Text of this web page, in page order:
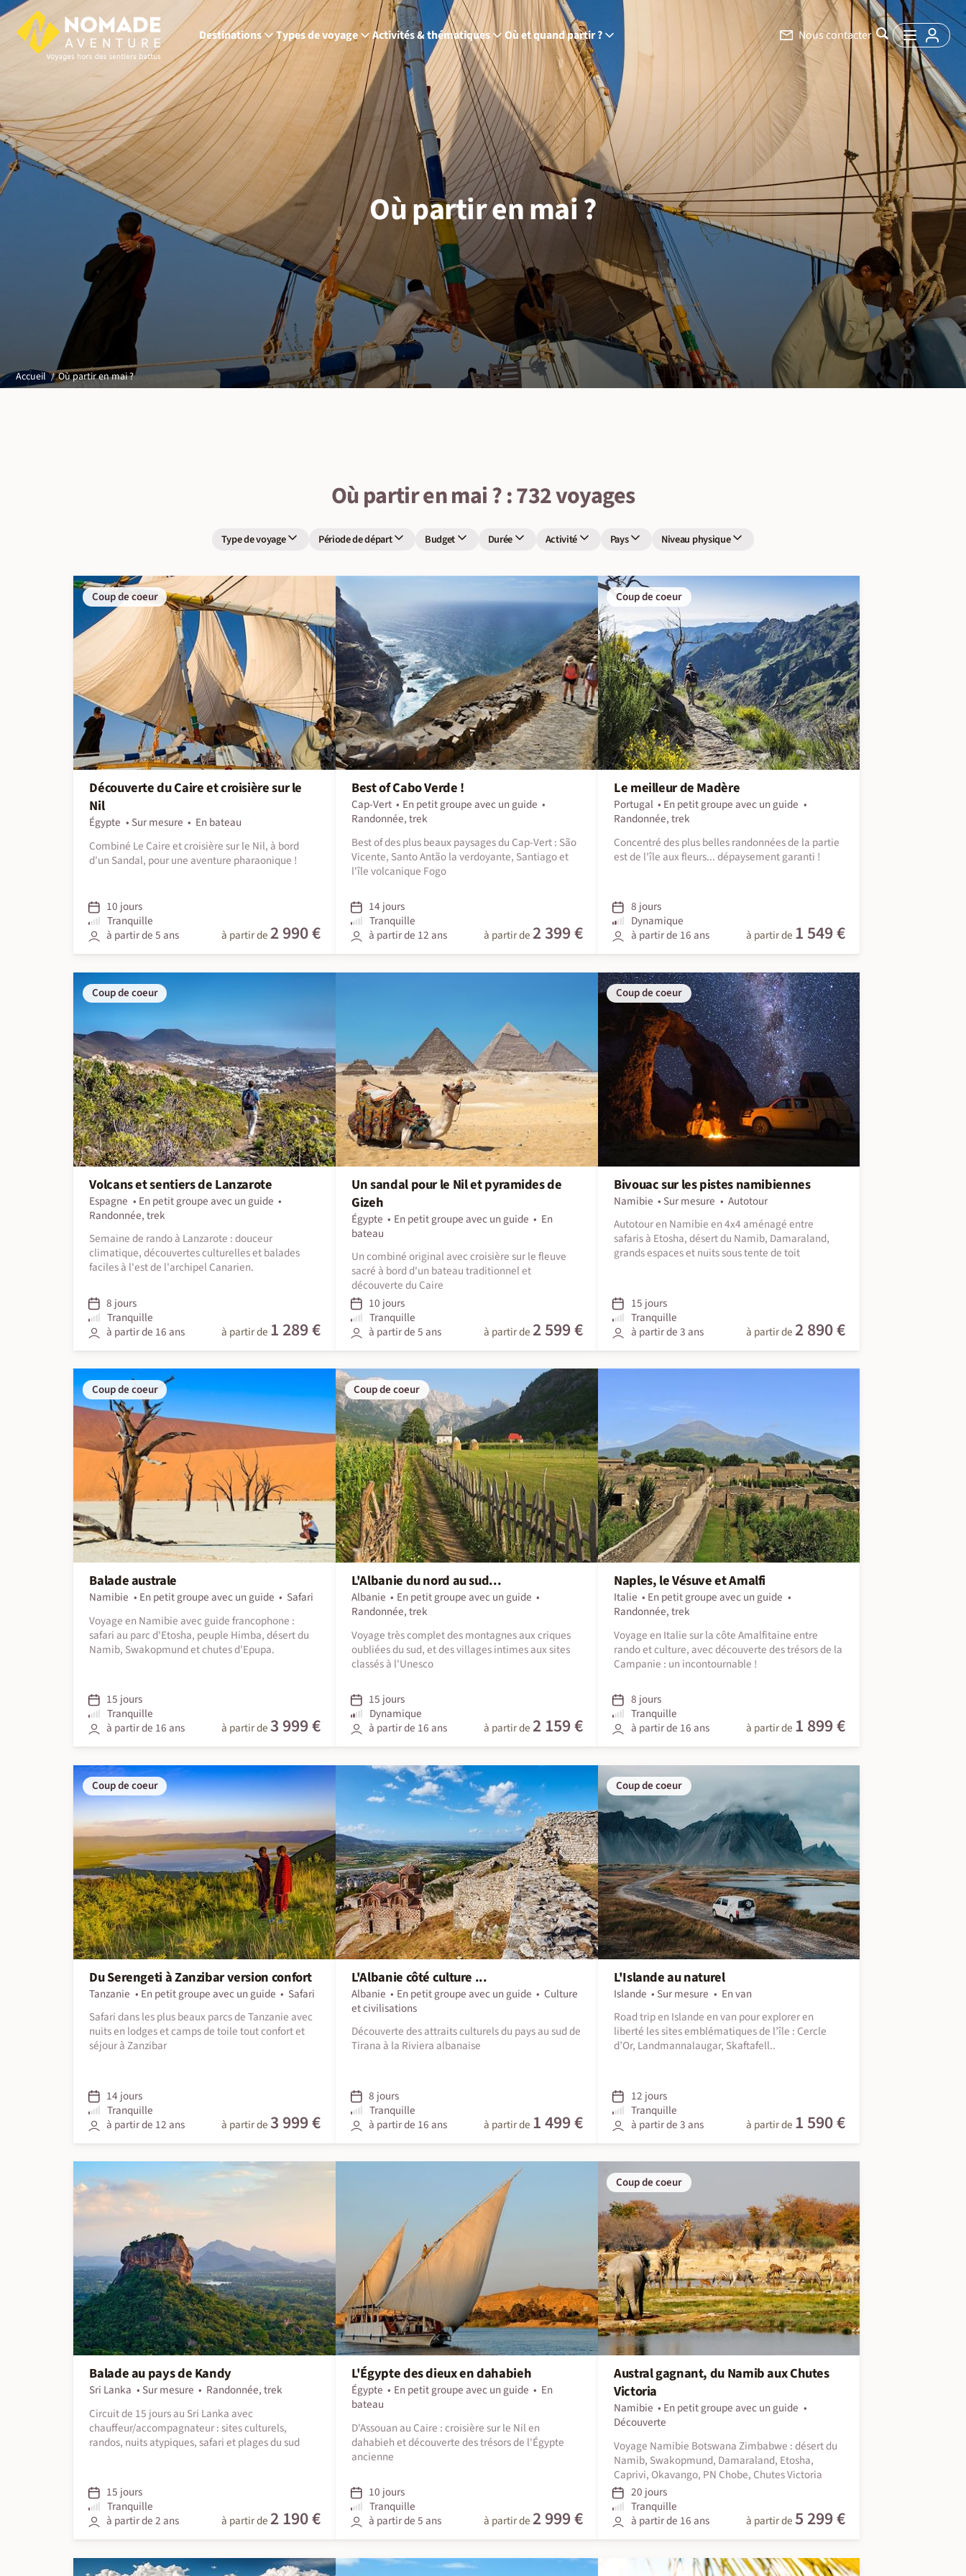
Destinations Types de voyage Activités & thématiques Où et quand partir ? Nous contacter
Où partir en mai ?
Accueil Où partir en mai ?
Où partir en mai ? : 732 voyages
Type de voyage Période de départ Budget Durée Activité Pays Niveau physique
Coup de coeur
Découverte du Caire et croisière sur le
Nil
Égypte Sur mesure
En bateau
Combiné Le Caire et croisière sur le Nil, à bord
d'un Sandal, pour une aventure pharaonique !
10 jours
Tranquille
à partir de 5 ans
à partir de 2 990 €
Best of Cabo Verde !
Cap-Vert
En petit groupe avec un guide
Randonnée, trek
Best of des plus beaux paysages du Cap-Vert : São
Vicente, Santo Antão la verdoyante, Santiago et
l'île volcanique Fogo
14 jours
Tranquille
à partir de 12 ans
à partir de 2 399 €
Coup de coeur
Le meilleur de Madère
Portugal
En petit groupe avec un guide
Randonnée, trek
Concentré des plus belles randonnées de la partie
est de l'île aux fleurs... dépaysement garanti !
8 jours
Dynamique
à partir de 16 ans
à partir de 1 549 €
Coup de coeur
Volcans et sentiers de Lanzarote
Espagne
En petit groupe avec un guide
Randonnée, trek
Semaine de rando à Lanzarote : douceur
climatique, découvertes culturelles et balades
faciles à l'est de l'archipel Canarien.
8 jours
Tranquille
à partir de 16 ans
à partir de 1 289 €
Un sandal pour le Nil et pyramides de
Gizeh
Égypte En petit groupe avec un guide
En
bateau
Un combiné original avec croisière sur le fleuve
sacré à bord d'un bateau traditionnel et
découverte du Caire
10 jours
Tranquille
à partir de 5 ans
à partir de 2 599 €
Coup de coeur
Bivouac sur les pistes namibiennes
Namibie Sur mesure
Autotour
Autotour en Namibie en 4x4 aménagé entre
safaris à Etosha, désert du Namib, Damaraland,
grands espaces et nuits sous tente de toit
15 jours
Tranquille
à partir de 3 ans
à partir de 2 890 €
Coup de coeur
Balade australe
Namibie En petit groupe avec un guide
Safari
Voyage en Namibie avec guide francophone :
safari au parc d'Etosha, peuple Himba, désert du
Namib, Swakopmund et chutes d'Epupa.
15 jours
Tranquille
à partir de 16 ans
à partir de 3 999 €
Coup de coeur
L'Albanie du nord au sud...
Albanie
En petit groupe avec un guide
Randonnée, trek
Voyage très complet des montagnes aux criques
oubliées du sud, et des villages intimes aux sites
classés à l'Unesco
15 jours
Dynamique
à partir de 16 ans
à partir de 2 159 €
Naples, le Vésuve et Amalfi
Italie
En petit groupe avec un guide
Randonnée, trek
Voyage en Italie sur la côte Amalfitaine entre
rando et culture, avec découverte des trésors de la
Campanie : un incontournable !
8 jours
Tranquille
à partir de 16 ans
à partir de 1 899 €
Coup de coeur
Du Serengeti à Zanzibar version confort
Tanzanie En petit groupe avec un guide
Safari
Safari dans les plus beaux parcs de Tanzanie avec
nuits en lodges et camps de toile tout confort et
séjour à Zanzibar
14 jours
Tranquille
à partir de 12 ans
à partir de 3 999 €
L'Albanie côté culture ...
Albanie En petit groupe avec un guide
Culture
et civilisations
Découverte des attraits culturels du pays au sud de
Tirana à la Riviera albanaise
8 jours
Tranquille
à partir de 16 ans
à partir de 1 499 €
Coup de coeur
L'Islande au naturel
Islande Sur mesure
En van
Road trip en Islande en van pour explorer en
liberté les sites emblématiques de l’île : Cercle
d’Or, Landmannalaugar, Skaftafell..
12 jours
Tranquille
à partir de 3 ans
à partir de 1 590 €
Balade au pays de Kandy
Sri Lanka Sur mesure
Randonnée, trek
Circuit de 15 jours au Sri Lanka avec
chauffeur/accompagnateur : sites culturels,
randos, nuits atypiques, safari et plages du sud
15 jours
Tranquille
à partir de 2 ans
à partir de 2 190 €
L'Égypte des dieux en dahabieh
Égypte En petit groupe avec un guide
En
bateau
D'Assouan au Caire : croisière sur le Nil en
dahabieh et découverte des trésors de l'Égypte
ancienne
10 jours
Tranquille
à partir de 5 ans
à partir de 2 999 €
Coup de coeur
Austral gagnant, du Namib aux Chutes
Victoria
Namibie
En petit groupe avec un guide
Découverte
Voyage Namibie Botswana Zimbabwe : désert du
Namib, Swakopmund, Damaraland, Etosha,
Caprivi, Okavango, PN Chobe, Chutes Victoria
20 jours
Tranquille
à partir de 16 ans
à partir de 5 299 €